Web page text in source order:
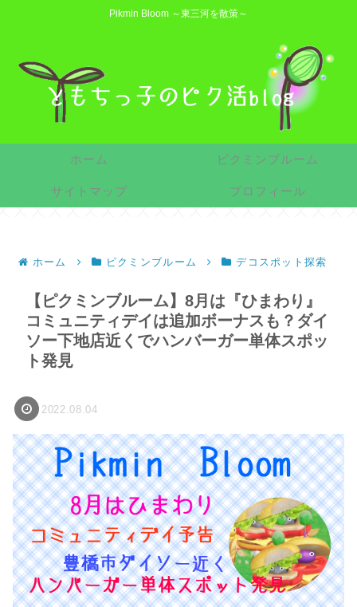
Pikmin Bloom ～東三河を散策～
ホーム ピクミンブルーム
サイトマップ プロフィール
ホーム ピクミンブルーム デコスポット探索
【ピクミンブルーム】8月は『ひまわり』
コミュニティデイは追加ボーナスも？ダイ
ソー下地店近くでハンバーガー単体スポッ
ト発見
2022.08.04